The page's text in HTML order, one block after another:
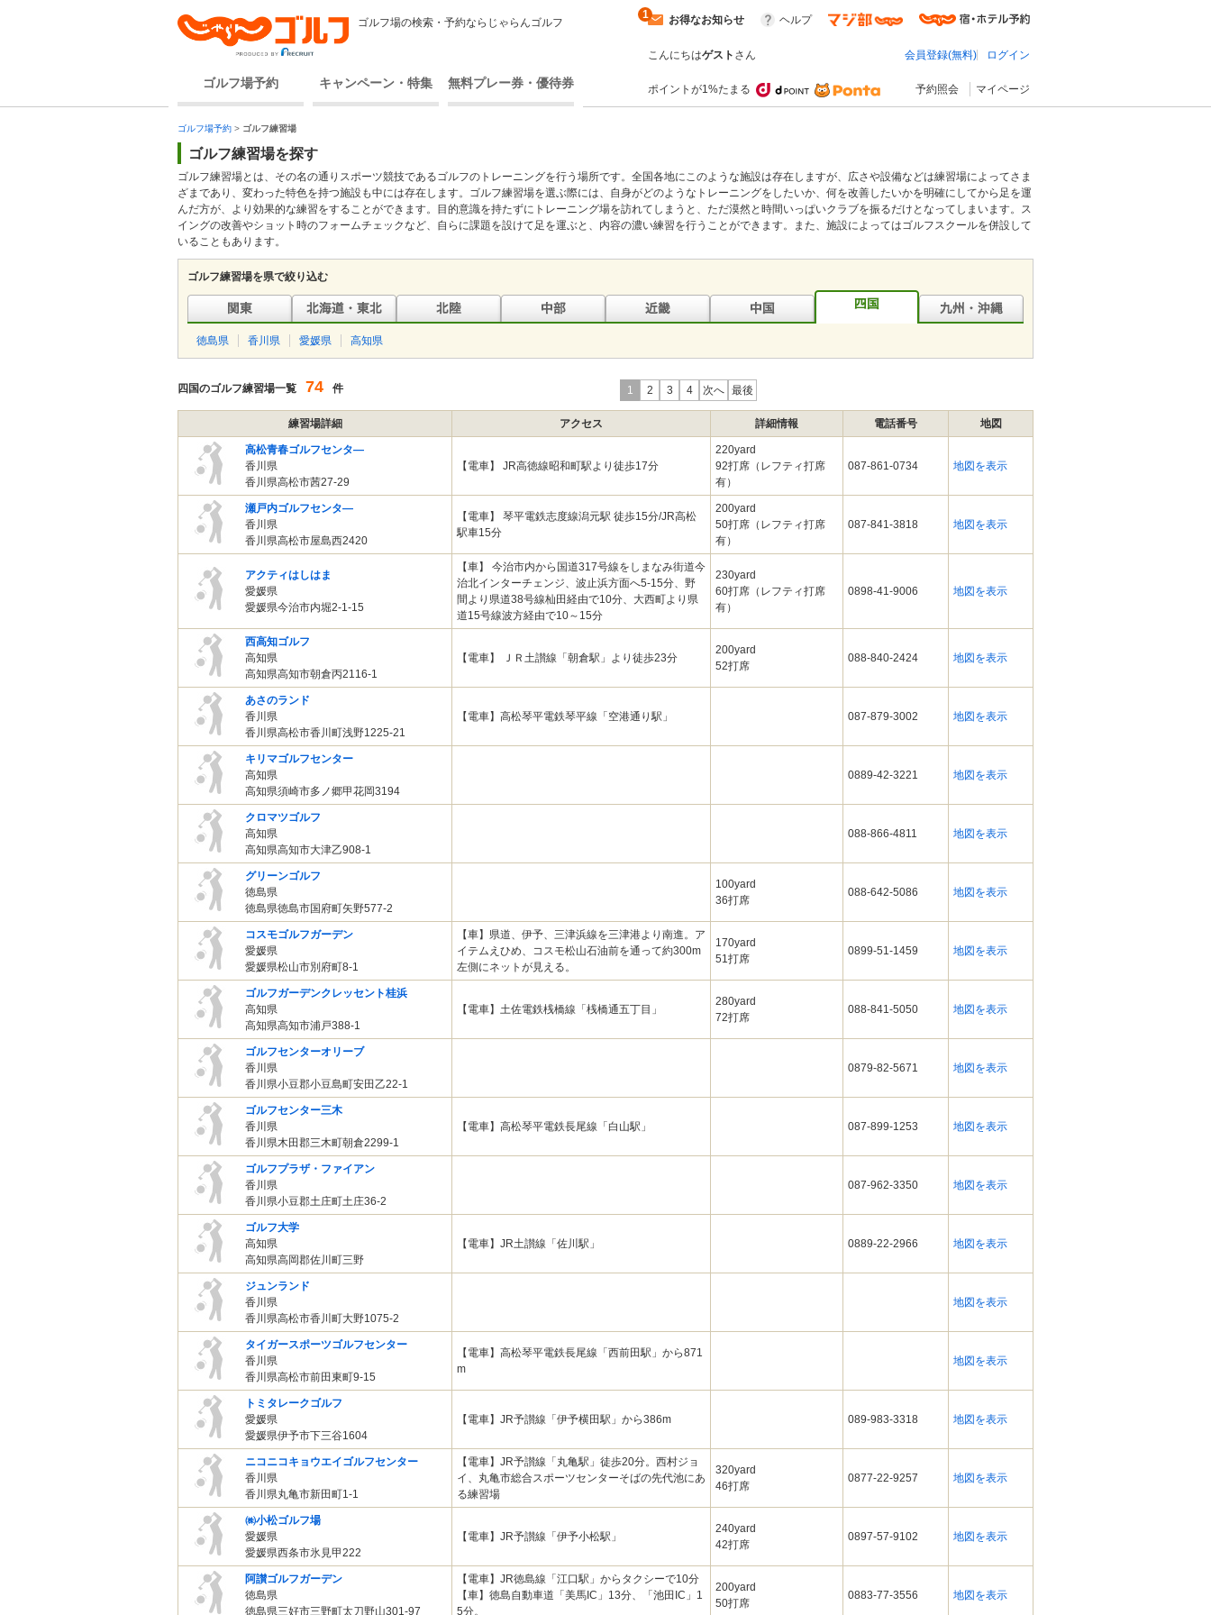
ゴルフ場の検索・予約ならじゃらんゴルフ
ゴルフ場予約 キャンペーン・特集 無料プレー券・優待券
お得なお知らせ
1 ヘルプ
こんにちはゲスト さん 会員登録(無料) ログイン
ポイントが1%たまる 予約照会 マイページ
ゴルフ場予約 > ゴルフ練習場
ゴルフ練習場を探す
ゴルフ練習場とは、その名の通りスポーツ競技であるゴルフのトレーニングを行う場所です。全国各地にこのような施設は存在しますが、広さや設備などは練習場によってさま
ざまであり、変わった特色を持つ施設も中には存在します。ゴルフ練習場を選ぶ際には、自身がどのようなトレーニングをしたいか、何を改善したいかを明確にしてから足を運
んだ方が、より効果的な練習をすることができます。目的意識を持たずにトレーニング場を訪れてしまうと、ただ漠然と時間いっぱいクラブを振るだけとなってしまいます。ス
イングの改善やショット時のフォームチェックなど、自らに課題を設けて足を運ぶと、内容の濃い練習を行うことができます。また、施設によってはゴルフスクールを併設して
いることもあります。
ゴルフ練習場を県で絞り込む
徳島県 香川県 愛媛県 高知県
四国のゴルフ練習場一覧 74 件 1 2 3 4 次へ 最後
練習場詳細 アクセス 詳細情報 電話番号 地図
高松青春ゴルフセンタ―
香川県
香川県高松市茜27-29
【電車】 JR高徳線昭和町駅より徒歩17分
220yard
92打席（レフティ打席
有）
087-861-0734 地図を表示
瀬戸内ゴルフセンタ―
香川県
香川県高松市屋島西2420
【電車】 琴平電鉄志度線潟元駅 徒歩15分/JR高松
駅車15分
200yard
50打席（レフティ打席
有）
087-841-3818 地図を表示
アクティはしはま
愛媛県
愛媛県今治市内堀2-1-15
【車】 今治市内から国道317号線をしまなみ街道今
治北インターチェンジ、波止浜方面へ5-15分、野
間より県道38号線杣田経由で10分、大西町より県
道15号線波方経由で10～15分
230yard
60打席（レフティ打席
有）
0898-41-9006 地図を表示
西高知ゴルフ
高知県
高知県高知市朝倉丙2116-1
【電車】 ＪＲ土讃線「朝倉駅」より徒歩23分
200yard
52打席
088-840-2424 地図を表示
あさのランド
香川県
香川県高松市香川町浅野1225-21
【電車】高松琴平電鉄琴平線「空港通り駅」 087-879-3002 地図を表示
キリマゴルフセンター
高知県
高知県須崎市多ノ郷甲花岡3194
0889-42-3221 地図を表示
クロマツゴルフ
高知県
高知県高知市大津乙908-1
088-866-4811 地図を表示
グリーンゴルフ
徳島県
徳島県徳島市国府町矢野577-2
100yard
36打席
088-642-5086 地図を表示
コスモゴルフガーデン
愛媛県
愛媛県松山市別府町8-1
【車】県道、伊予、三津浜線を三津港より南進。ア
イテムえひめ、コスモ松山石油前を通って約300m
左側にネットが見える。
170yard
51打席
0899-51-1459 地図を表示
ゴルフガーデンクレッセント桂浜
高知県
高知県高知市浦戸388-1
【電車】土佐電鉄桟橋線「桟橋通五丁目」
280yard
72打席
088-841-5050 地図を表示
ゴルフセンターオリーブ
香川県
香川県小豆郡小豆島町安田乙22-1
0879-82-5671 地図を表示
ゴルフセンター三木
香川県
香川県木田郡三木町朝倉2299-1
【電車】高松琴平電鉄長尾線「白山駅」 087-899-1253 地図を表示
ゴルフプラザ・ファイアン
香川県
香川県小豆郡土庄町土庄36-2
087-962-3350 地図を表示
ゴルフ大学
高知県
高知県高岡郡佐川町三野
【電車】JR土讃線「佐川駅」 0889-22-2966 地図を表示
ジュンランド
香川県
香川県高松市香川町大野1075-2
地図を表示
タイガースポーツゴルフセンター
香川県
香川県高松市前田東町9-15
【電車】高松琴平電鉄長尾線「西前田駅」から871
m
地図を表示
トミタレークゴルフ
愛媛県
愛媛県伊予市下三谷1604
【電車】JR予讃線「伊予横田駅」から386m 089-983-3318 地図を表示
ニコニコキョウエイゴルフセンター
香川県
香川県丸亀市新田町1-1
【電車】JR予讃線「丸亀駅」徒歩20分。西村ジョ
イ、丸亀市総合スポーツセンターそばの先代池にあ
る練習場
320yard
46打席
0877-22-9257 地図を表示
㈱小松ゴルフ場
愛媛県
愛媛県西条市氷見甲222
【電車】JR予讃線「伊予小松駅」
240yard
42打席
0897-57-9102 地図を表示
阿讃ゴルフガーデン
徳島県
徳島県三好市三野町太刀野山301-97
【電車】JR徳島線「江口駅」からタクシーで10分
【車】徳島自動車道「美馬IC」13分、「池田IC」1
5分。
200yard
50打席
0883-77-3556 地図を表示